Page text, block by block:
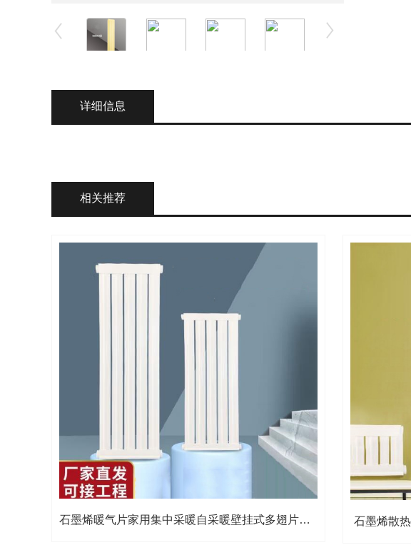
详细信息
相关推荐
石墨烯暖气片家用集中采暖自采暖壁挂式多翅片水暖散热器 石墨烯散